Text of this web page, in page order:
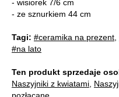
- wisiorek 7/6 cm
- ze sznurkiem 44 cm
Tagi: #ceramika na prezent
#na lato
Ten produkt sprzedaje
Naszyjniki z kwiatami
pozłacane